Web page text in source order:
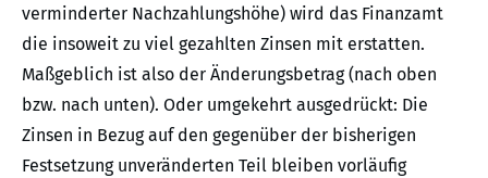
verminderter Nachzahlungshöhe) wird das Finanzamt
die insoweit zu viel gezahlten Zinsen mit erstatten.
Maßgeblich ist also der Änderungsbetrag (nach oben
bzw. nach unten). Oder umgekehrt ausgedrückt: Die
Zinsen in Bezug auf den gegenüber der bisherigen
Festsetzung unveränderten Teil bleiben vorläufig